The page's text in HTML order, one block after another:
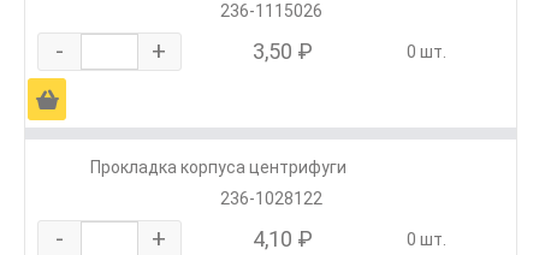
236-1115026
- + 3,50 ₽ 0 шт.
Ä
Прокладка корпуса центрифуги
236-1028122
- + 4,10 ₽ 0 шт.